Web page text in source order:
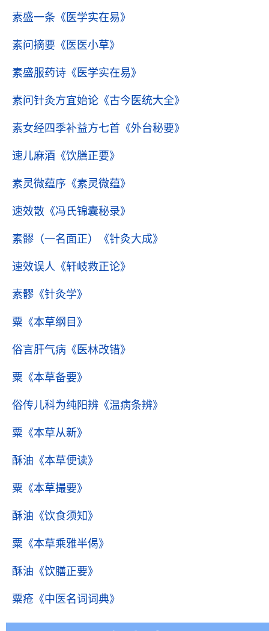
素盛一条 《医学实在易》
素问摘要 《医医小草》
素盛服药诗 《医学实在易》
素问针灸方宜始论 《古今医统大全》
素女经四季补益方七首 《外台秘要》
速儿麻酒 《饮膳正要》
素灵微蕴序 《素灵微蕴》
速效散 《冯氏锦囊秘录》
素髎（一名面正） 《针灸大成》
速效误人 《轩岐救正论》
素髎 《针灸学》
粟 《本草纲目》
俗言肝气病 《医林改错》
粟 《本草备要》
俗传儿科为纯阳辨 《温病条辨》
粟 《本草从新》
酥油 《本草便读》
粟 《本草撮要》
酥油 《饮食须知》
粟 《本草乘雅半偈》
酥油 《饮膳正要》
粟疮 《中医名词词典》